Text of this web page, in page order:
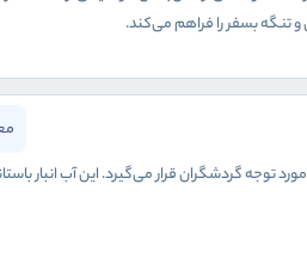
توجه گردشگران قرار می‌گیرد. این آب انبار